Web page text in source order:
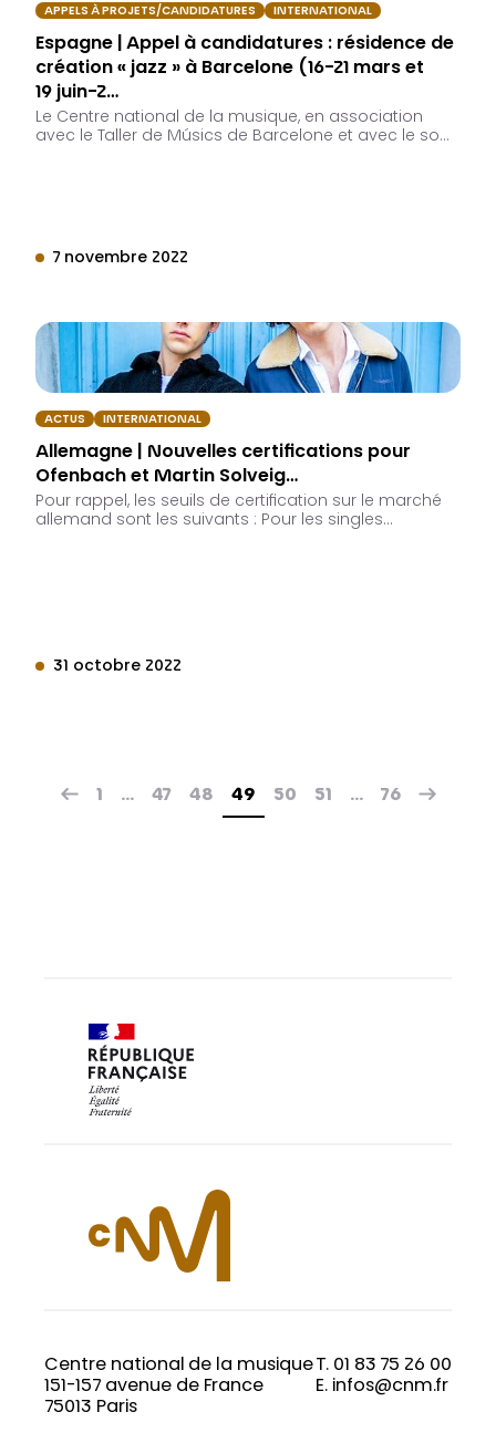
APPELS À PROJETS/CANDIDATURES INTERNATIONAL
Espagne | Appel à candidatures : résidence de
création « jazz » à Barcelone (16-21 mars et
19 juin-2…
Le Centre national de la musique, en association
avec le Taller de Músics de Barcelone et avec le so…
7 novembre 2022
ACTUS INTERNATIONAL
Allemagne | Nouvelles certifications pour
Ofenbach et Martin Solveig…
Pour rappel, les seuils de certification sur le marché
allemand sont les suivants : Pour les singles…
31 octobre 2022
1 … 47 48 49 50 51 … 76
Centre national de la musique
151-157 avenue de France
75013 Paris
T. 01 83 75 26 00
E. infos@cnm.fr